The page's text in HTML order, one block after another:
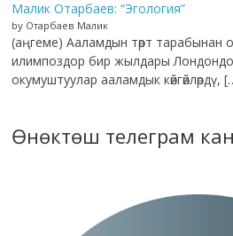
Малик Отарбаев: “Эгология”
by Отарбаев Малик
(аңгеме) Ааламдын төрт тарабынан
илимпоздор бир жылдары Лондондо
окумуштуулар ааламдык көйгөйлөрдү,
Өнөктөш телеграм